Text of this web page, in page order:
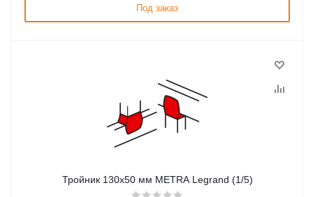
Под заказ
Тройник 130x50 мм METRA Legrand (1/5)